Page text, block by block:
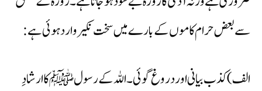
سے بعض حرام کاموں کے بارے میں سخت نکیر وارد ہوئی ہے:
الف) کذب بیانی اور دروغ گوئی۔ اللہ کے رسولﷺ کا ارشادِ